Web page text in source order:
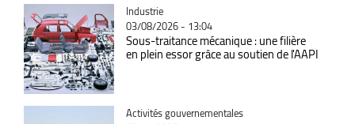
Catégorie
Industrie
03/08/2026 - 13:04
Sous-traitance mécanique : une filière
en plein essor grâce au soutien de l'AAPI
Catégorie
Activités gouvernementales